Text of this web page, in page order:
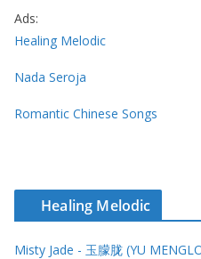
Ads:
Healing Melodic
Nada Seroja
Romantic Chinese Songs
Healing Melodic
Misty Jade - 玉朦胧 (YU